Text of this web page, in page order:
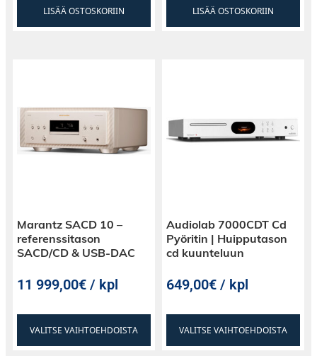
LISÄÄ OSTOSKORIIN LISÄÄ OSTOSKORIIN
Marantz SACD 10 –
referenssitason
SACD/CD & USB-DAC
11 999,00€ / kpl
VALITSE VAIHTOEHDOISTA
Audiolab 7000CDT Cd
Pyöritin | Huipputason
cd kuunteluun
649,00€ / kpl
VALITSE VAIHTOEHDOISTA